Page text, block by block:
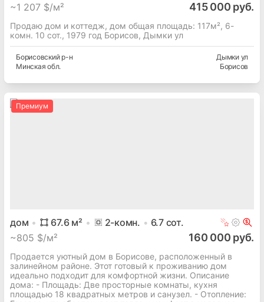
~1 207 $/м² 415 000 руб.
Продаю дом и коттедж, дом общая площадь: 117м², 6-
комн. 10 сот., 1979 год Борисов, Дымки ул
Борисовскийр-н
Минская обл.
Дымки ул
Борисов
Премиум
дом 67.6м² 2-комн. 6.7сот.
~805 $/м² 160 000 руб.
Продается уютный дом в Борисове, расположенный в
залинейном районе. Этот готовый к проживанию дом
идеально подходит для комфортной жизни. Описание
дома: - Площадь: Две просторные комнаты, кухня
площадью 18 квадратных метров и санузел. - Отопление: